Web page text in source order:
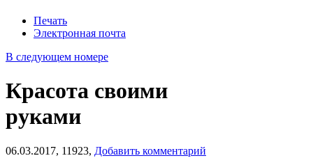
Печать
Электронная почта
В следующем номере
Красота своими
руками
06.03.2017, 11923, Добавить комментарий